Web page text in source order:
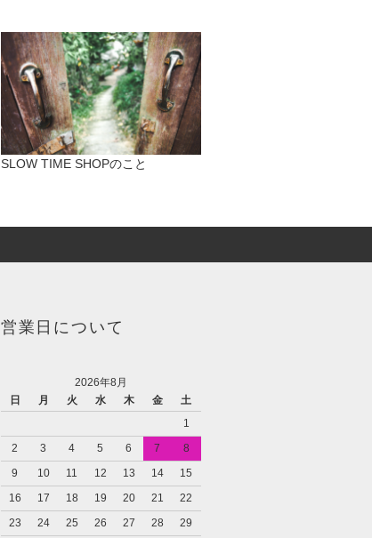
SLOW TIME SHOPのこと
営業日について
2026年8月
日
月 火 水 木 金
土
1
2
3 4 5 6 7
8
9
10 11 12 13 14
15
16
17 18 19 20 21
22
23
24 25 26 27 28 29